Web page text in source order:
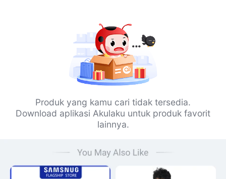
Produk yang kamu cari tidak tersedia.
Download aplikasi Akulaku untuk produk favorit
lainnya.